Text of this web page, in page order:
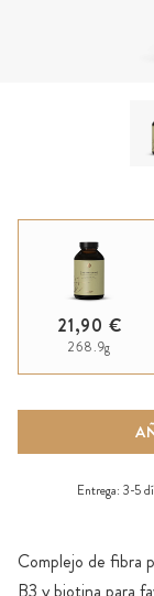
Complejo de fibra
21,90 €
268.9g
Entrega: 3-5